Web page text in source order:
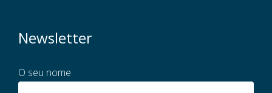
Newsletter
O seu nome